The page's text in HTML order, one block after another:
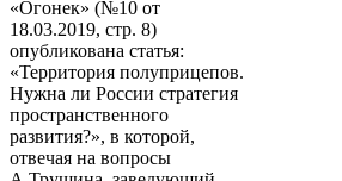
«Огонек» (№10 от
18.03.2019, стр. 8)
опубликована статья:
«Территория полуприцепов.
Нужна ли России стратегия
пространственного
развития?», в которой,
отвечая на вопросы